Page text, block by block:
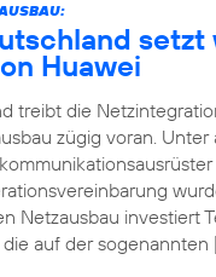
Huawei
treibt die
zügig voran.
Netzausbau investiert
auf der sogenannten